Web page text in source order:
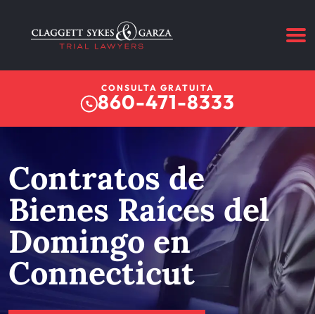
CONSULTA GRATUITA
860-471-8333
Contratos de
Bienes Raíces del
Domingo en
Connecticut